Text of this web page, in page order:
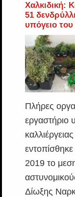
Χαλκιδική:
51
υπόγειο
Πλήρες
εργαστήριο
2019 το
Δίωξης